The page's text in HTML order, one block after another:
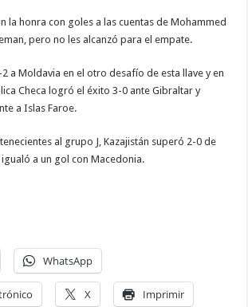
la honra con goles a las cuentas de Mohammed
pero no les alcanzó para el empate.
a Moldavia en el otro desafío de esta llave y en
Checa logró el éxito 3-0 ante Gibraltar y
a Islas Faroe.
al grupo J, Kazajistán superó 2-0 de
igualó a un gol con Macedonia.
WhatsApp
X Imprimir